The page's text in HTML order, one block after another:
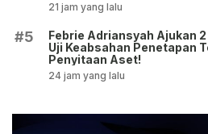
21 jam yang lalu
#5
Febrie Adriansyah Ajukan
Uji Keabsahan Penetapan
Penyitaan Aset!
24 jam yang lalu